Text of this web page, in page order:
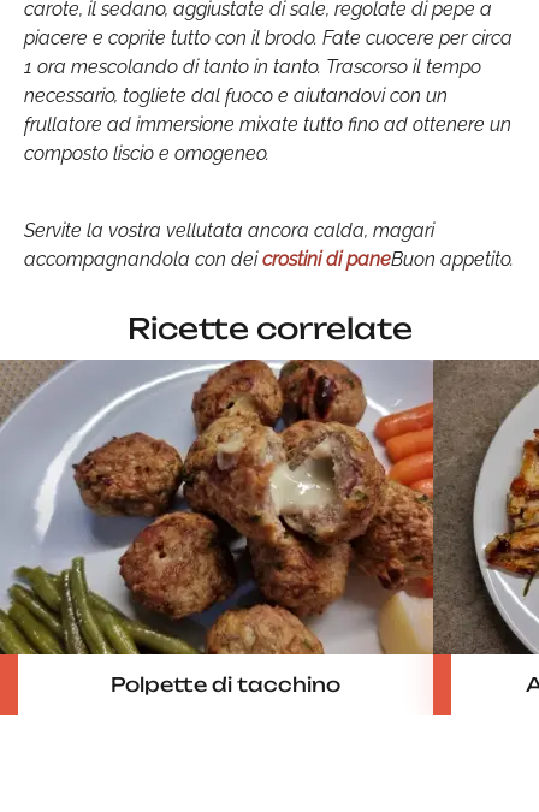
carote, il sedano, aggiustate di sale, regolate di pepe a
piacere e coprite tutto con il brodo. Fate cuocere per circa
1 ora mescolando di tanto in tanto. Trascorso il tempo
necessario, togliete dal fuoco e aiutandovi con un
frullatore ad immersione mixate tutto fino ad ottenere un
composto liscio e omogeneo.
Servite la vostra vellutata ancora calda, magari
accompagnandola con deicrostini di paneBuon appetito.
Ricette correlate
Polpette di tacchino